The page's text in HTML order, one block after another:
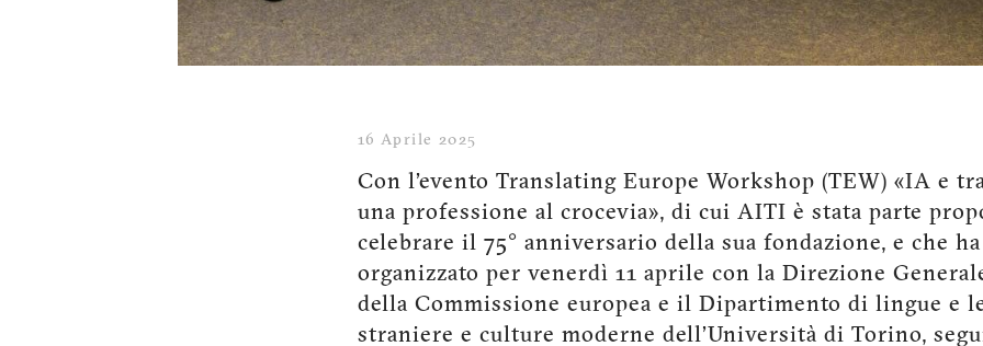
16 Aprile 2025
Con l’evento Translating Europe Workshop (TEW) «IA e
una professione al crocevia», di cui AITI è stata parte
celebrare il 75° anniversario della sua fondazione, e che
organizzato per venerdì 11 aprile con la Direzione
della Commissione europea e il Dipartimento di lingue e
straniere e culture moderne dell’Università di Torino,